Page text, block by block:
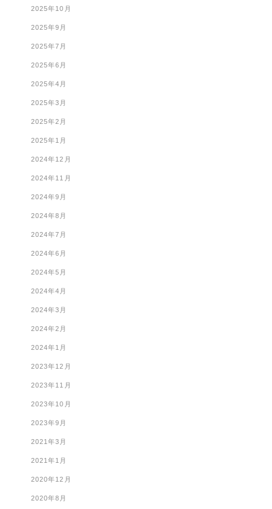
2025年10月
2025年9月
2025年7月
2025年6月
2025年4月
2025年3月
2025年2月
2025年1月
2024年12月
2024年11月
2024年9月
2024年8月
2024年7月
2024年6月
2024年5月
2024年4月
2024年3月
2024年2月
2024年1月
2023年12月
2023年11月
2023年10月
2023年9月
2021年3月
2021年1月
2020年12月
2020年8月